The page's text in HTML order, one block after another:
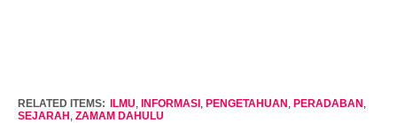
RELATED ITEMS: ILMU, INFORMASI , PENGETAHUAN , PERADABAN ,
SEJARAH , ZAMAM DAHULU